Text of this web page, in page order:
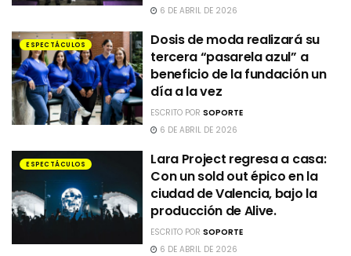
6 DE ABRIL DE 2026
ESPECTÁCULOS
Dosis de moda realizará su
tercera “pasarela azul” a
beneficio de la fundación un
día a la vez
ESCRITO PORSOPORTE
6 DE ABRIL DE 2026
ESPECTÁCULOS
Lara Project regresa a casa:
Con un sold out épico en la
ciudad de Valencia, bajo la
producción de Alive.
ESCRITO PORSOPORTE
6 DE ABRIL DE 2026